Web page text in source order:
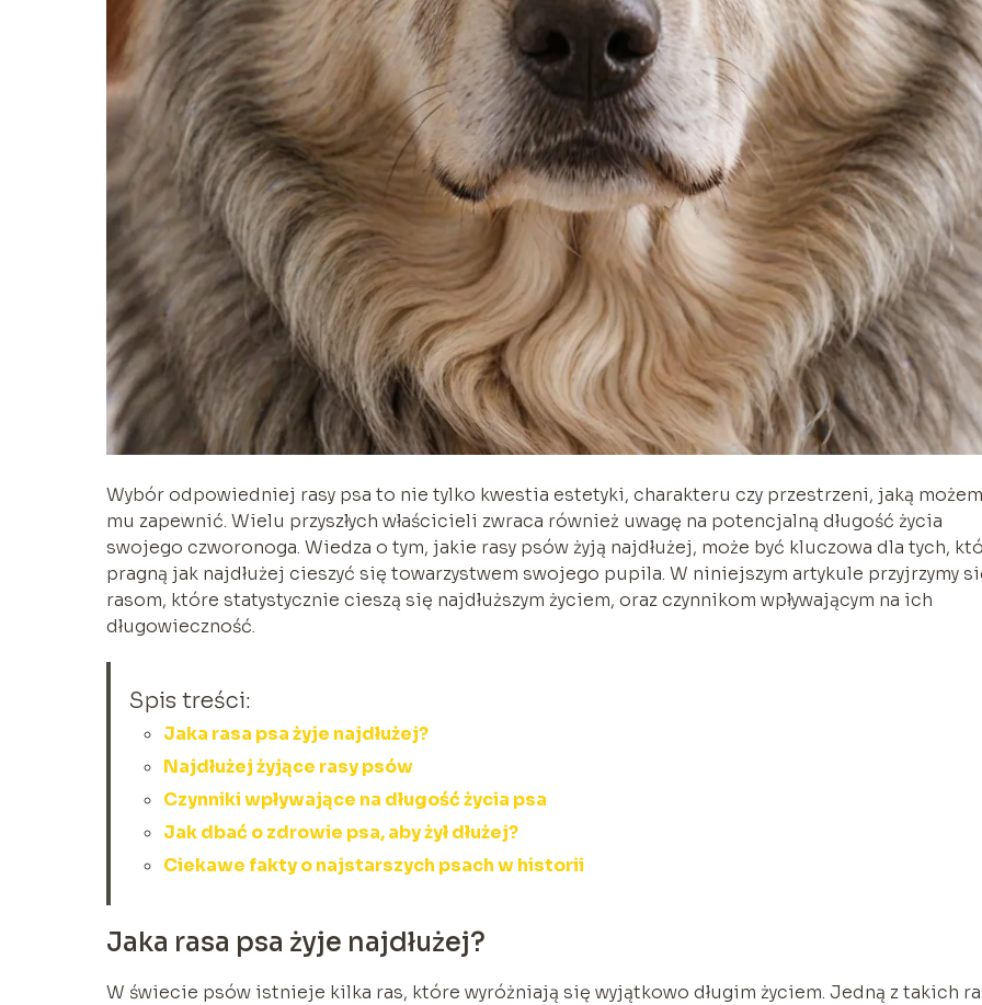
Wybór odpowiedniej rasy psa to nie tylko kwestia estetyki, charakteru czy przestrzeni, jaką
mu zapewnić. Wielu przyszłych właścicieli zwraca również uwagę na potencjalną długość życia
swojego czworonoga. Wiedza o tym, jakie rasy psów żyją najdłużej, może być kluczowa dla tych,
pragną jak najdłużej cieszyć się towarzystwem swojego pupila. W niniejszym artykule przyjrzymy
rasom, które statystycznie cieszą się najdłuższym życiem, oraz czynnikom wpływającym na ich
długowieczność.
Spis treści:
Jaka rasa psa żyje najdłużej?
Najdłużej żyjące rasy psów
Czynniki wpływające na długość życia psa
Jak dbać o zdrowie psa, aby żył dłużej?
Ciekawe fakty o najstarszych psach w historii
Jaka rasa psa żyje najdłużej?
W świecie psów istnieje kilka ras, które wyróżniają się wyjątkowo długim życiem. Jedną z takich